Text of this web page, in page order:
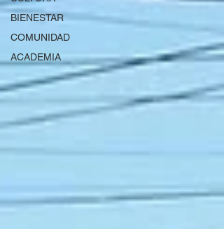
BIENESTAR
COMUNIDAD
ACADEMIA